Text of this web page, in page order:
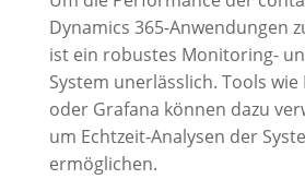
Dynamics 365-Anwendungen
ist ein robustes Monitoring-
System unerlässlich. Tools
oder Grafana können dazu
um Echtzeit-Analysen der
ermöglichen.